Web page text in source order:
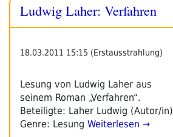
Ludwig Laher: Verfahren
18.03.2011 15:15 (Erstausstrahlung)
Lesung von Ludwig Laher aus
seinem Roman „Verfahren“.
Beteiligte: Laher Ludwig (Autor/in)
Genre: Lesung Weiterlesen →